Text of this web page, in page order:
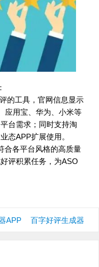
工具，官网信息显示
应用宝、华为、小米等
台需求；同时支持淘
态APP扩展使用。
各平台风格的高质量
评积累任务，为ASO
APP 百字好评生成器